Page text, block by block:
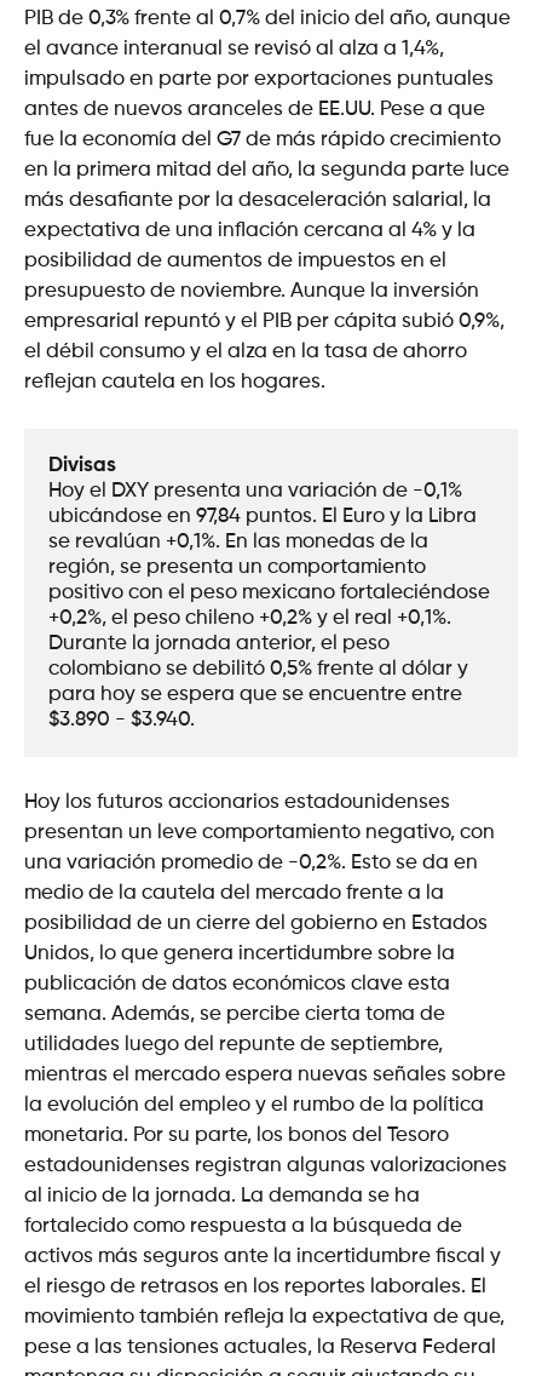
PIB de 0,3% frente al 0,7% del inicio del año, aunque
el avance interanual se revisó al alza a 1,4%,
impulsado en parte por exportaciones puntuales
antes de nuevos aranceles de EE.UU. Pese a que
fue la economía del G7 de más rápido crecimiento
en la primera mitad del año, la segunda parte luce
más desafiante por la desaceleración salarial, la
expectativa de una inflación cercana al 4% y la
posibilidad de aumentos de impuestos en el
presupuesto de noviembre. Aunque la inversión
empresarial repuntó y el PIB per cápita subió 0,9%,
el débil consumo y el alza en la tasa de ahorro
reflejan cautela en los hogares.
Divisas
Hoy el DXY presenta una variación de -0,1%
ubicándose en 97,84 puntos. El Euro y la Libra
se revalúan +0,1%. En las monedas de la
región, se presenta un comportamiento
positivo con el peso mexicano fortaleciéndose
+0,2%, el peso chileno +0,2% y el real +0,1%.
Durante la jornada anterior, el peso
colombiano se debilitó 0,5% frente al dólar y
para hoy se espera que se encuentre entre
$3.890 - $3.940.
Hoy los futuros accionarios estadounidenses
presentan un leve comportamiento negativo, con
una variación promedio de -0,2%. Esto se da en
medio de la cautela del mercado frente a la
posibilidad de un cierre del gobierno en Estados
Unidos, lo que genera incertidumbre sobre la
publicación de datos económicos clave esta
semana. Además, se percibe cierta toma de
utilidades luego del repunte de septiembre,
mientras el mercado espera nuevas señales sobre
la evolución del empleo y el rumbo de la política
monetaria. Por su parte, los bonos del Tesoro
estadounidenses registran algunas valorizaciones
al inicio de la jornada. La demanda se ha
fortalecido como respuesta a la búsqueda de
activos más seguros ante la incertidumbre fiscal y
el riesgo de retrasos en los reportes laborales. El
movimiento también refleja la expectativa de que,
pese a las tensiones actuales, la Reserva Federal